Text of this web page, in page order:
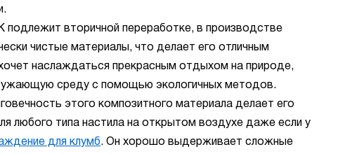
вторичной переработке, в производстве
чистые материалы, что делает его отличным
наслаждаться прекрасным отдыхом на природе,
среду с помощью экологичных методов.
этого композитного материала делает его
любого типа настила на открытом воздухе даже если у
для клумб. Он хорошо выдерживает сложные